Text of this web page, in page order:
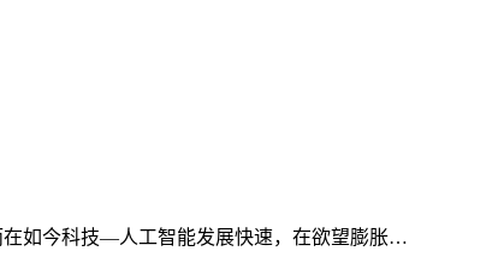
如今科技—人工智能发展快速，在欲望膨胀…